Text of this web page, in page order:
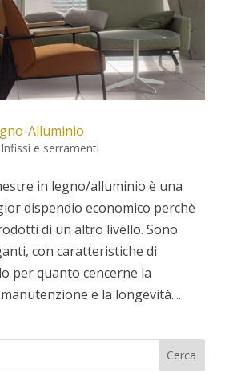
Alluminio
Infissi e serramenti
in legno/alluminio è una
dispendio economico perchè
di un altro livello. Sono
con caratteristiche di
per quanto cencerne la
e la longevità....